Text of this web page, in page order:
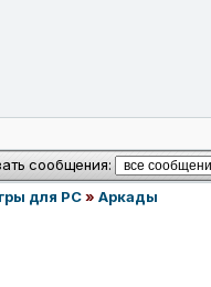
сообщения:
для PC» Аркады